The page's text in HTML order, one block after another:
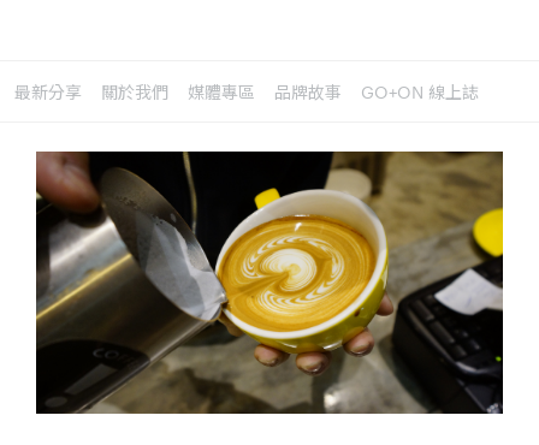
最新分享 關於我們 媒體專區 品牌故事 GO+ON 線上誌